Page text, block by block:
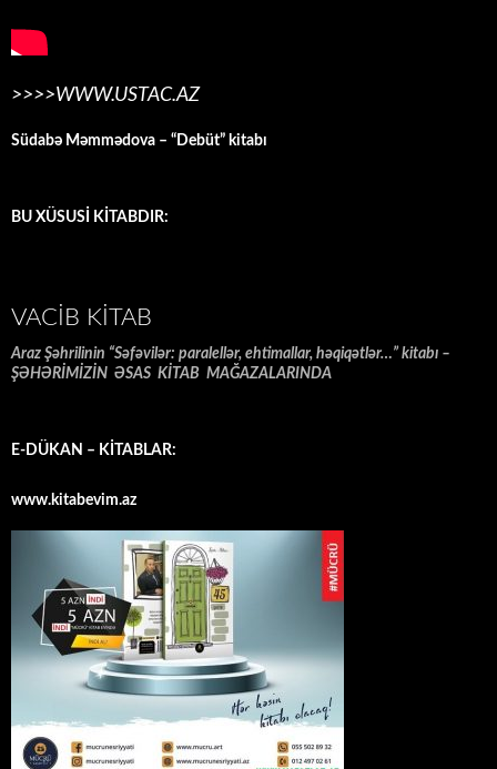
>>>>WWW.USTAC.AZ
Südabə Məmmədova – “Debüt” kitabı
BU XÜSUSİ KİTABDIR:
VACIB KITAB
Araz Şəhrilinin “Səfəvilər: paralellər, ehtimallar, həqiqətlər…” kitabı –
ŞƏHƏRİMİZİN ƏSAS KİTAB MAĞAZALARINDA
E-DÜKAN – KİTABLAR:
www.kitabevim.az